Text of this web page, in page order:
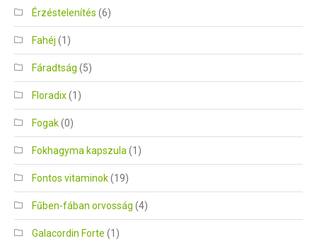
Érzéstelenítés (6)
Fahéj (1)
Fáradtság (5)
Floradix(1)
Fogak(0)
Fokhagyma kapszula (1)
Fontos vitaminok(19)
Fűben-fában orvosság (4)
Galacordin Forte (1)